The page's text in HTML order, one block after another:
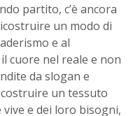
partito, c’è ancora
un modo di
e al
cuore nel reale e non
da slogan e
un tessuto
e dei loro bisogni,